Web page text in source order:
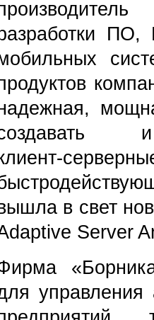
ПО,
в свет
Server
управления